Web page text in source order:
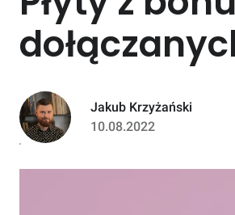
Jakub Krzyżański
10.08.2022